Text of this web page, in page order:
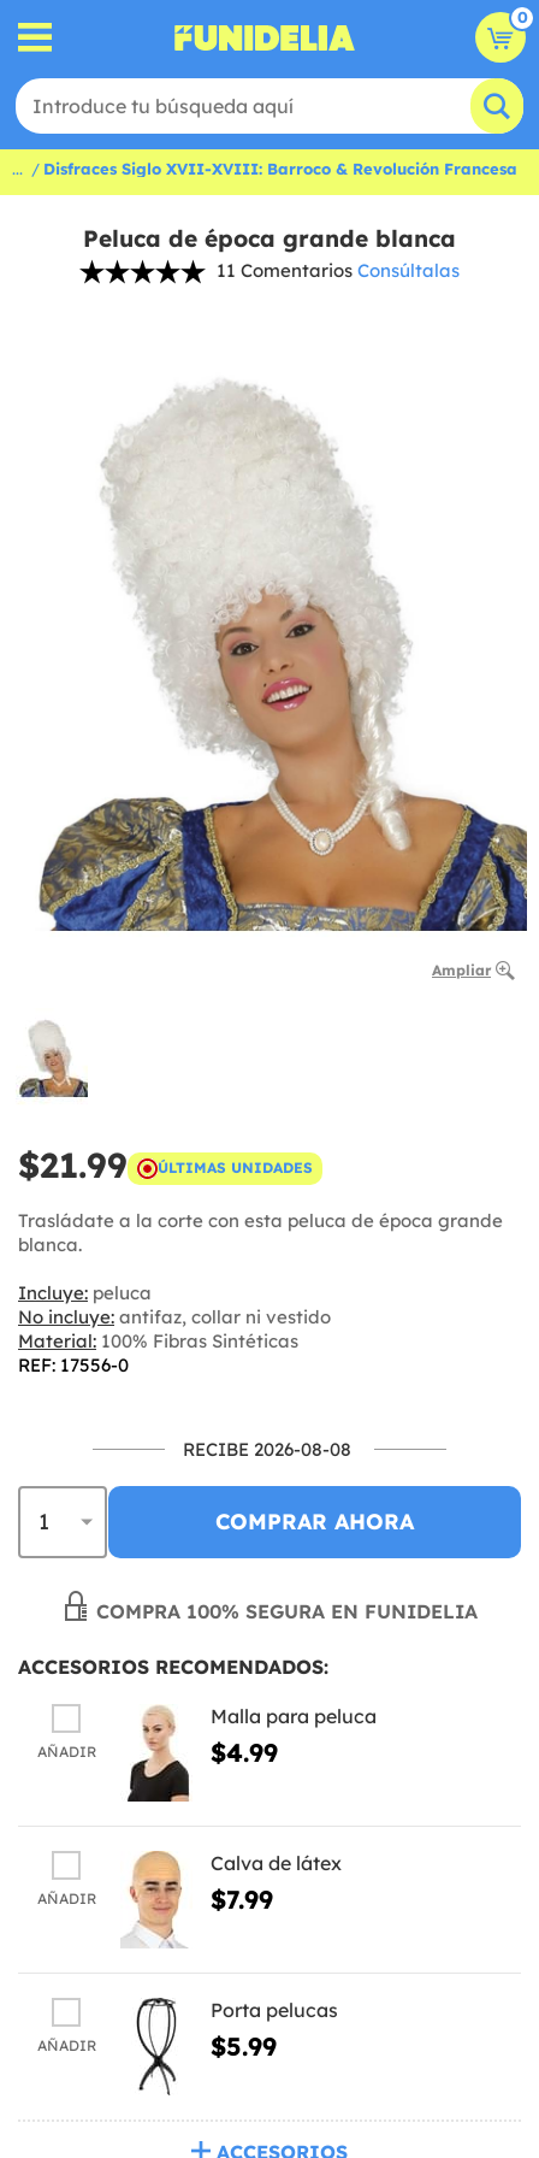
0
... Disfraces Siglo XVII-XVIII: Barroco & Revolución Francesa
Peluca de época grande blanca
11 Comentarios Consúltalas
Ampliar
$21.99 ÚLTIMAS UNIDADES
Trasládate a la corte con esta peluca de época grande
blanca.
Incluye: peluca
No incluye: antifaz, collar ni vestido
Material: 100% Fibras Sintéticas
REF: 17556-0
RECIBE 2026-08-08
COMPRAR AHORA
COMPRA 100% SEGURA EN FUNIDELIA
ACCESORIOS RECOMENDADOS:
AÑADIR
Malla para peluca
$4.99
AÑADIR
Calva de látex
$7.99
AÑADIR
Porta pelucas
$5.99
ACCESORIOS